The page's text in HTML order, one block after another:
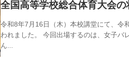
全国高等学校総合体育大会
令和8年7月16日（木）本校講堂にて、令
われました。 今回出場するのは、女子バ
ん...